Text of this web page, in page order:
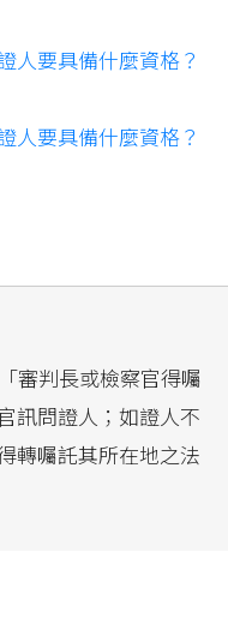
人要具備什麼資格？
人要具備什麼資格？
審判長或檢察官得囑
訊問證人；如證人不
轉囑託其所在地之法